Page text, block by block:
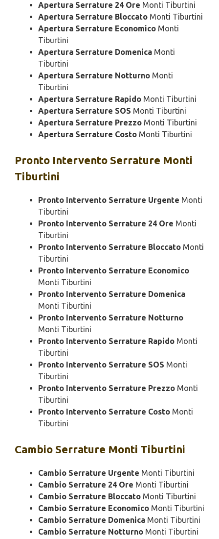
Apertura Serrature 24 Ore Monti Tiburtini
Apertura Serrature Bloccato Monti Tiburtini
Apertura Serrature Economico Monti
Tiburtini
Apertura Serrature Domenica Monti
Tiburtini
Apertura Serrature Notturno Monti
Tiburtini
Apertura Serrature Rapido Monti Tiburtini
Apertura Serrature SOS Monti Tiburtini
Apertura Serrature Prezzo Monti Tiburtini
Apertura Serrature Costo Monti Tiburtini
Pronto Intervento Serrature Monti
Tiburtini
Pronto Intervento Serrature Urgente Monti
Tiburtini
Pronto Intervento Serrature 24 Ore Monti
Tiburtini
Pronto Intervento Serrature Bloccato Monti
Tiburtini
Pronto Intervento Serrature Economico
Monti Tiburtini
Pronto Intervento Serrature Domenica
Monti Tiburtini
Pronto Intervento Serrature Notturno
Monti Tiburtini
Pronto Intervento Serrature Rapido Monti
Tiburtini
Pronto Intervento Serrature SOS Monti
Tiburtini
Pronto Intervento Serrature Prezzo Monti
Tiburtini
Pronto Intervento Serrature Costo Monti
Tiburtini
Cambio Serrature Monti Tiburtini
Cambio Serrature Urgente Monti Tiburtini
Cambio Serrature 24 Ore Monti Tiburtini
Cambio Serrature Bloccato Monti Tiburtini
Cambio Serrature Economico Monti Tiburtini
Cambio Serrature Domenica Monti Tiburtini
Cambio Serrature Notturno Monti Tiburtini